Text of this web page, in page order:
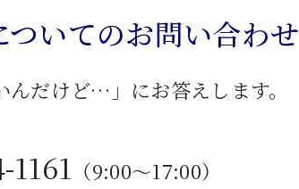
ク
子
ついてのお問い合わせ
んだけど…」にお答えします。
1161 （9:00〜17:00）